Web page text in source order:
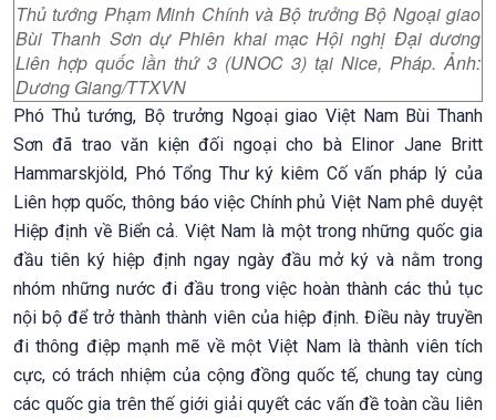
Thủ tướng Phạm Minh Chính và Bộ trưởng Bộ Ngoại giao
Bùi Thanh Sơn dự Phiên khai mạc Hội nghị Đại dương
Liên hợp quốc lần thứ 3 (UNOC 3) tại Nice, Pháp. Ảnh:
Dương Giang/TTXVN
Phó Thủ tướng, Bộ trưởng Ngoại giao Việt Nam Bùi Thanh
Sơn đã trao văn kiện đối ngoại cho bà Elinor Jane Britt
Hammarskjöld, Phó Tổng Thư ký kiêm Cố vấn pháp lý của
Liên hợp quốc, thông báo việc Chính phủ Việt Nam phê duyệt
Hiệp định về Biển cả. Việt Nam là một trong những quốc gia
đầu tiên ký hiệp định ngay ngày đầu mở ký và nằm trong
nhóm những nước đi đầu trong việc hoàn thành các thủ tục
nội bộ để trở thành thành viên của hiệp định. Điều này truyền
đi thông điệp mạnh mẽ về một Việt Nam là thành viên tích
cực, có trách nhiệm của cộng đồng quốc tế, chung tay cùng
các quốc gia trên thế giới giải quyết các vấn đề toàn cầu liên